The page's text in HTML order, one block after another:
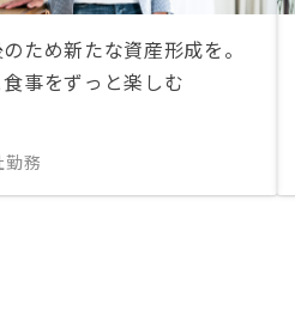
ため新たな資産形成を。
事をずっと楽しむ
務